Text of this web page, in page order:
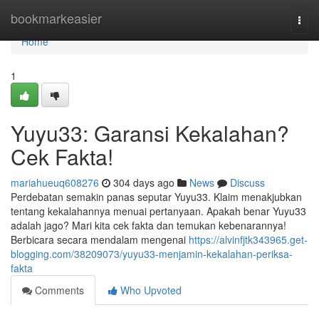
bookmarkeasier
Home
Home
1
Yuyu33: Garansi Kekalahan?
Cek Fakta!
mariahueuq608276 304 days ago News
Discuss
Perdebatan semakin panas seputar Yuyu33. Klaim menakjubkan
tentang kekalahannya menuai pertanyaan. Apakah benar Yuyu33
adalah jago? Mari kita cek fakta dan temukan kebenarannya!
Berbicara secara mendalam mengenai https://alvinfjtk343965.get-
blogging.com/38209073/yuyu33-menjamin-kekalahan-periksa-
fakta
Comments
Who Upvoted